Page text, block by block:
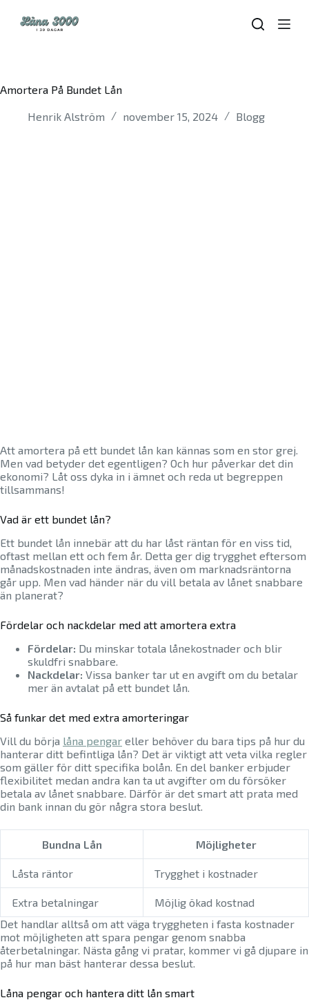
c
Amortera På Bundet Lån
Henrik Alström november 15, 2024 Blogg
Att amortera på ett bundet lån kan kännas som en stor grej.
Men vad betyder det egentligen? Och hur påverkar det din
ekonomi? Låt oss dyka in i ämnet och reda ut begreppen
tillsammans!
Vad är ett bundet lån?
Ett bundet lån innebär att du har låst räntan för en viss tid,
oftast mellan ett och fem år. Detta ger dig trygghet eftersom
månadskostnaden inte ändras, även om marknadsräntorna
går upp. Men vad händer när du vill betala av lånet snabbare
än planerat?
Fördelar och nackdelar med att amortera extra
Fördelar: Du minskar totala lånekostnader och blir
skuldfri snabbare.
Nackdelar: Vissa banker tar ut en avgift om du betalar
mer än avtalat på ett bundet lån.
Så funkar det med extra amorteringar
Vill du börja låna pengar eller behöver du bara tips på hur du
hanterar ditt befintliga lån? Det är viktigt att veta vilka regler
som gäller för ditt specifika bolån. En del banker erbjuder
flexibilitet medan andra kan ta ut avgifter om du försöker
betala av lånet snabbare. Därför är det smart att prata med
din bank innan du gör några stora beslut.
Bundna Lån Möjligheter
Låsta räntor Trygghet i kostnader
Extra betalningar
Möjlig ökad kostnad
Det handlar alltså om att väga tryggheten i fasta kostnader
mot möjligheten att spara pengar genom snabba
återbetalningar. Nästa gång vi pratar, kommer vi gå djupare in
på hur man bäst hanterar dessa beslut.
Låna pengar och hantera ditt lån smart